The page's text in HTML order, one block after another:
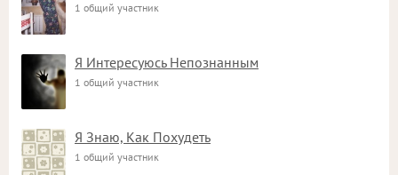
1 общий участник
Я Интересуюсь Непознанным
1 общий участник
Я Знаю, Как Похудеть
1 общий участник